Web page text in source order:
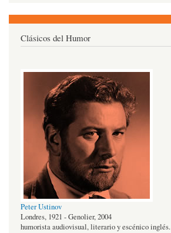
Clásicos del Humor
Peter Ustinov
Londres, 1921 - Genolier, 2004
humorista audiovisual, literario y escénico inglés.